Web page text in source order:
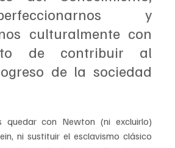
y
culturalmente con
de contribuir al
de la sociedad
quedar con Newton (ni excluirlo)
ni sustituir el esclavismo clásico